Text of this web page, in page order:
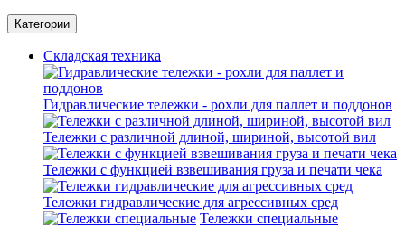
Категории
Складская техника
Гидравлические тележки - рохли для паллет и поддонов
Тележки с различной длиной, шириной, высотой вил
Тележки с функцией взвешивания груза и печати чека
Тележки гидравлические для агрессивных сред
Тележки специальные